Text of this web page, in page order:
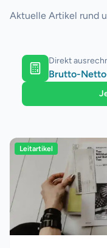
Aktuelle Artikel rund
Direkt
Brutto-
Leitartikel